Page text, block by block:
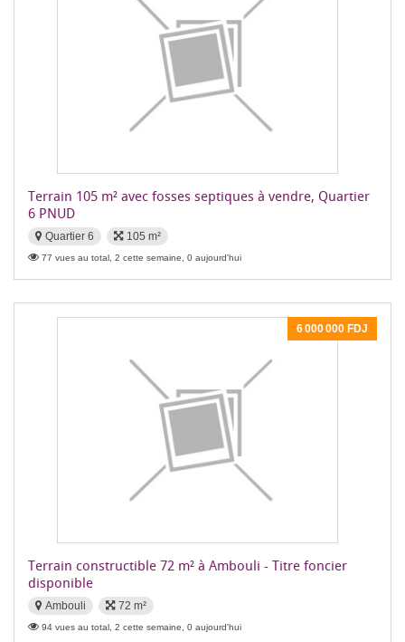
Terrain 105 m² avec fosses septiques à vendre, Quartier
6 PNUD
Quartier 6 105 m²
77 vues au total, 2 cette semaine, 0 aujourd'hui
6 000 000 FDJ
Terrain constructible 72 m² à Ambouli - Titre foncier
disponible
Ambouli 72 m²
94 vues au total, 2 cette semaine, 0 aujourd'hui